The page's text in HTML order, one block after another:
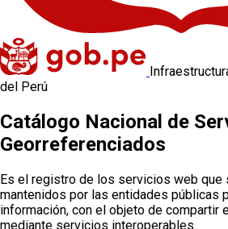
del Perú
Catálogo Nacional de
Georreferenciados
Es el registro de los servicios web que
mantenidos por las entidades públicas
información, con el objeto de compartir
mediante servicios interoperables.